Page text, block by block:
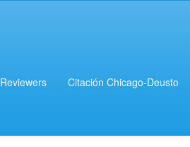
Reviewers Citación Chicago-Deusto